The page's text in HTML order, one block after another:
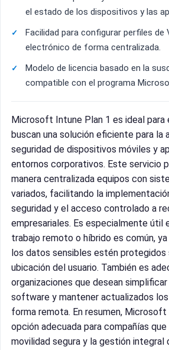
el estado de los dispositivos y las
Facilidad para configurar perfiles de
electrónico de forma centralizada.
Modelo de licencia basado en la
compatible con el programa
Microsoft Intune Plan 1 es ideal para
buscan una solución eficiente para la
seguridad de dispositivos móviles y
entornos corporativos. Este servicio
manera centralizada equipos con
variados, facilitando la
seguridad y el acceso controlado a
empresariales. Es especialmente útil
trabajo remoto o híbrido es común,
los datos sensibles estén protegidos
ubicación del usuario. También es
organizaciones que desean
software y mantener actualizados
forma remota. En resumen, Microsoft
opción adecuada para compañías que
movilidad segura y la gestión